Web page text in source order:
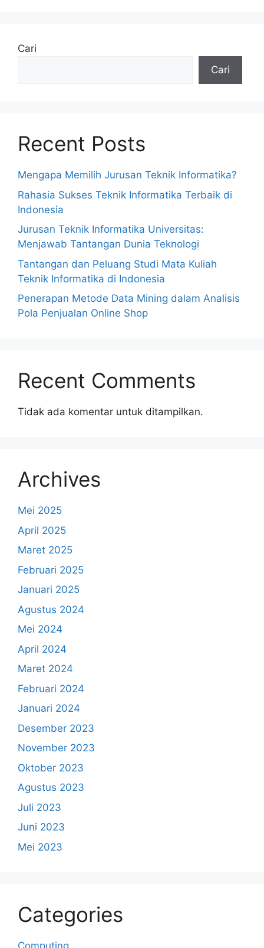
Cari
Cari
Recent Posts
Mengapa Memilih Jurusan Teknik Informatika?
Rahasia Sukses Teknik Informatika Terbaik di
Indonesia
Jurusan Teknik Informatika Universitas:
Menjawab Tantangan Dunia Teknologi
Tantangan dan Peluang Studi Mata Kuliah
Teknik Informatika di Indonesia
Penerapan Metode Data Mining dalam Analisis
Pola Penjualan Online Shop
Recent Comments
Tidak ada komentar untuk ditampilkan.
Archives
Mei 2025
April 2025
Maret 2025
Februari 2025
Januari 2025
Agustus 2024
Mei 2024
April 2024
Maret 2024
Februari 2024
Januari 2024
Desember 2023
November 2023
Oktober 2023
Agustus 2023
Juli 2023
Juni 2023
Mei 2023
Categories
Computing